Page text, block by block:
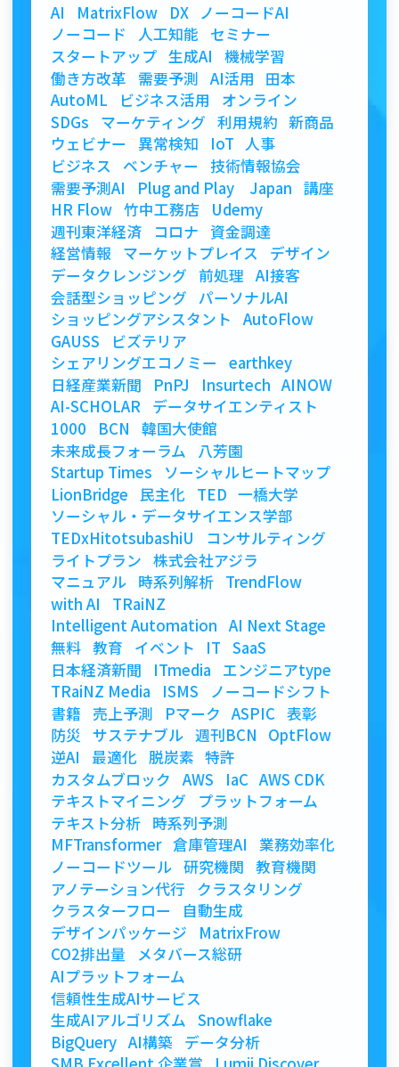
AI MatrixFlow DX
ノーコードAI
ノーコード
人工知能
セミナー
スタートアップ 生成AI
機械学習
働き方改革
需要予測 AI活用
田本
AutoML
ビジネス活用
オンライン
SDGs
マーケティング 利用規約 新商品
ウェビナー
異常検知 IoT 人事
ビジネス
ベンチャー
技術情報協会
需要予測AI
Plug and Play Japan 講座
HR Flow 竹中工務店
Udemy
週刊東洋経済
コロナ
資金調達
経営情報 マーケットプレイス
デザイン
データクレンジング 前処理 AI接客
会話型ショッピング
パーソナルAI
ショッピングアシスタント
AutoFlow
GAUSS
ビズテリア
シェアリングエコノミー
earthkey
日経産業新聞
PnPJ Insurtech AINOW
AI-SCHOLAR データサイエンティスト
1000
BCN
韓国大使館
未来成長フォーラム
八芳園
Startup Times
ソーシャルヒートマップ
LionBridge 民主化 TED 一橋大学
ソーシャル・データサイエンス学部
TEDxHitotsubashiU
コンサルティング
ライトプラン 株式会社アジラ
マニュアル 時系列解析 TrendFlow
with AI
TRaiNZ
Intelligent Automation AI Next Stage
無料 教育 イベント IT SaaS
日本経済新聞
ITmedia
エンジニアtype
TRaiNZ Media
ISMS
ノーコードシフト
書籍
売上予測 Pマーク ASPIC 表彰
防災 サステナブル 週刊BCN
OptFlow
逆AI
最適化 脱炭素 特許
カスタムブロック
AWS IaC AWS CDK
テキストマイニング
プラットフォーム
テキスト分析 時系列予測
MFTransformer 倉庫管理AI
業務効率化
ノーコードツール 研究機関 教育機関
アノテーション代行
クラスタリング
クラスターフロー
自動生成
デザインパッケージ
MatrixFrow
CO2排出量
メタバース総研
AIプラットフォーム
信頼性生成AIサービス
生成AIアルゴリズム Snowflake
BigQuery AI構築
データ分析